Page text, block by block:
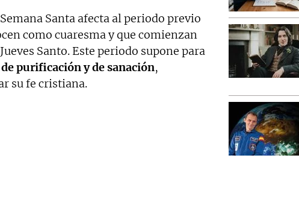
Santa afecta al periodo previo
como cuaresma y que comienzan
Santo. Este periodo supone para
de purificación y de sanación,
su fe cristiana.